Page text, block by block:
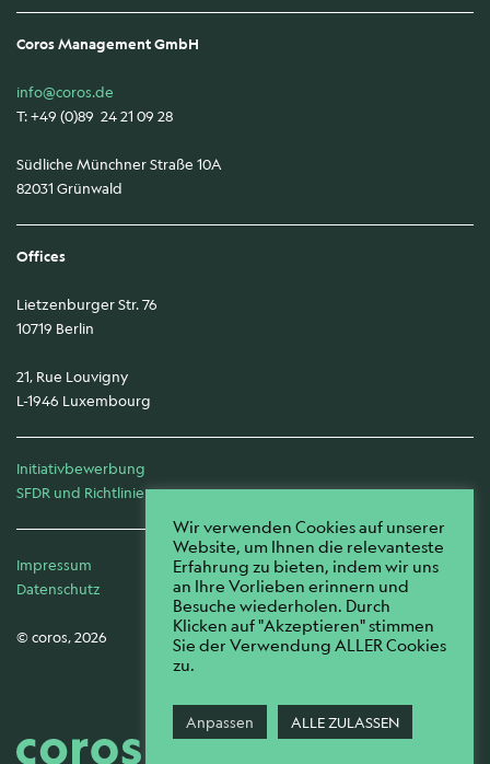
Coros Management GmbH
info@coros.de
T: +49 (0)89 24 21 09 28
Südliche Münchner Straße 10A
82031 Grünwald
Offices
Lietzenburger Str. 76
10719 Berlin
21, Rue Louvigny
L-1946 Luxembourg
Initiativbewerbung
SFDR und Richtlinien
Impressum
Datenschutz
© coros, 2026
Wir verwenden Cookies auf unserer
Website, um Ihnen die relevanteste
Erfahrung zu bieten, indem wir uns
an Ihre Vorlieben erinnern und
Besuche wiederholen. Durch
Klicken auf "Akzeptieren" stimmen
Sie der Verwendung ALLER Cookies
zu.
Anpassen ALLE ZULASSEN